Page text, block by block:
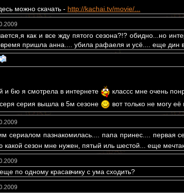
можно скачать - http://kachai.tv/movie/...
как и все жду пятого сезона?!? обидно...но
пришла анна.... убила рафаеля и усё.... еще дин
и 6ю я смотрела в интернете
классс мне очень
серия вышла в 5м сезоне
вот только не могу её
сериалом пазнакомилась.... папа принес.... первая
сезон мне нужен, пятый иль шестой... еще
по одному красавчику с ума сходить?